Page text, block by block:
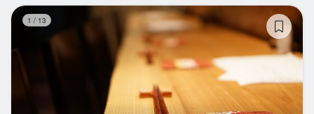
1 / 13